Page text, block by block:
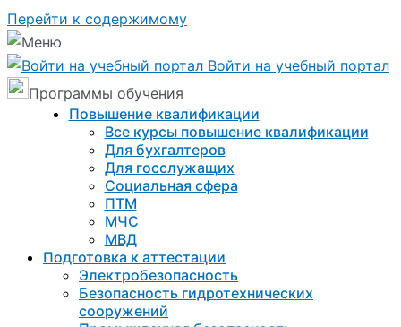
Перейти к содержимому
Войти на учебный портал
Программы обучения
Повышение квалификации
Все курсы повышение квалификации
Для бухгалтеров
Для госслужащих
Социальная сфера
ПТМ
МЧС
МВД
Подготовка к aттестации
Электробезопасность
Безопасность гидротехнических
сооружений